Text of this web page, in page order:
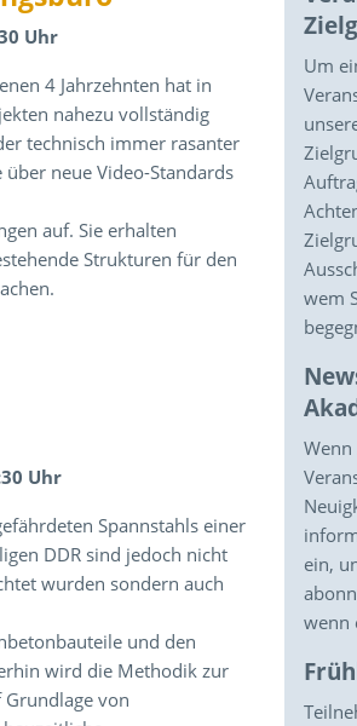
Uhr
4 Jahrzehnten hat in
nahezu vollständig
technisch immer rasanter
neue Video-Standards
auf. Sie erhalten
Strukturen für den
Uhr
Spannstahls einer
DDR sind jedoch nicht
wurden sondern auch
und den
wird die Methodik zur
von
Um
wem
Wenn
ein,
wenn